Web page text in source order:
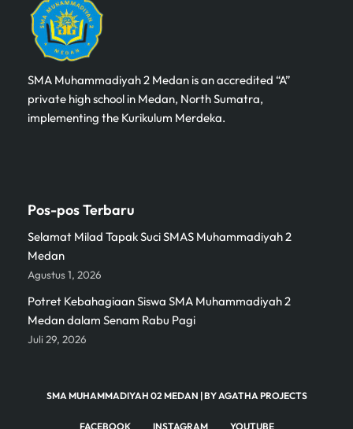
SMA Muhammadiyah 2 Medan is an accredited “A”
private high school in Medan, North Sumatra,
implementing the Kurikulum Merdeka.
Pos-pos Terbaru
Selamat Milad Tapak Suci SMAS Muhammadiyah 2
Medan
Agustus 1, 2026
Potret Kebahagiaan Siswa SMA Muhammadiyah 2
Medan dalam Senam Rabu Pagi
Juli 29, 2026
SMA MUHAMMADIYAH 02 MEDAN | BYAGATHA PROJECTS
FACEBOOK INSTAGRAM YOUTUBE